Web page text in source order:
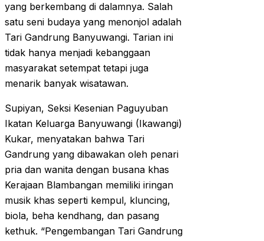
yang berkembang di dalamnya. Salah
satu seni budaya yang menonjol adalah
Tari Gandrung Banyuwangi. Tarian ini
tidak hanya menjadi kebanggaan
masyarakat setempat tetapi juga
menarik banyak wisatawan.
Supiyan, Seksi Kesenian Paguyuban
Ikatan Keluarga Banyuwangi (Ikawangi)
Kukar, menyatakan bahwa Tari
Gandrung yang dibawakan oleh penari
pria dan wanita dengan busana khas
Kerajaan Blambangan memiliki iringan
musik khas seperti kempul, kluncing,
biola, beha kendhang, dan pasang
kethuk. “Pengembangan Tari Gandrung